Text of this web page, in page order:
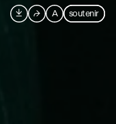
 ⮫ A soutenir